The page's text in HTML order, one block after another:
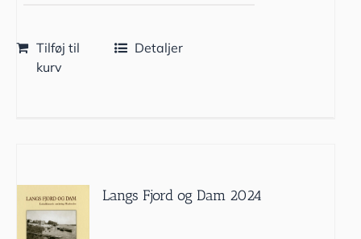
Tilføj til
kurv
Detaljer
Langs Fjord og Dam 2024